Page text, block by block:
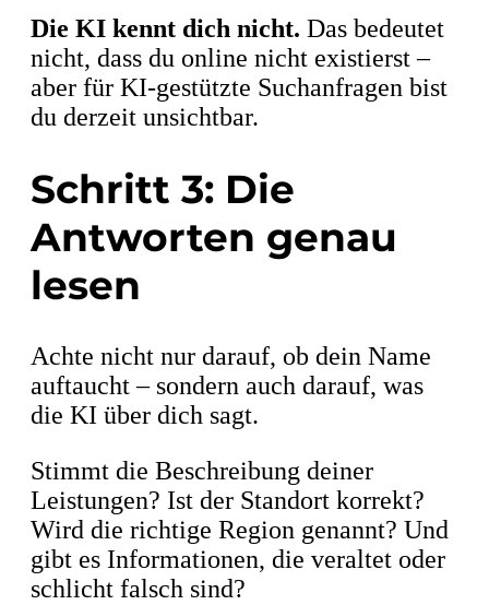
Die KI kennt dich nicht. Das bedeutet
nicht, dass du online nicht existierst –
aber für KI-gestützte Suchanfragen bist
du derzeit unsichtbar.
Schritt 3: Die
Antworten genau
lesen
Achte nicht nur darauf, ob dein Name
auftaucht – sondern auch darauf, was
die KI über dich sagt.
Stimmt die Beschreibung deiner
Leistungen? Ist der Standort korrekt?
Wird die richtige Region genannt? Und
gibt es Informationen, die veraltet oder
schlicht falsch sind?